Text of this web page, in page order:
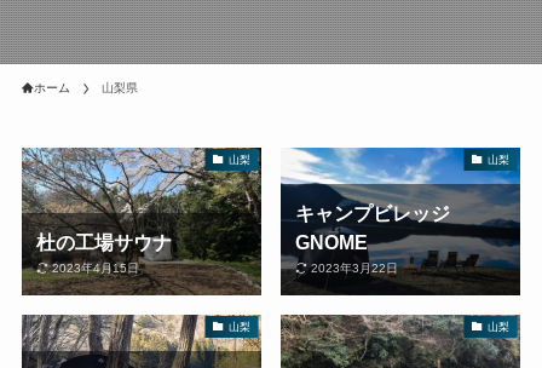
ホーム 山梨県
山梨
杜の工場サウナ
2023年4月15日
山梨
キャンプビレッジ
GNOME
2023年3月22日
山梨 山梨